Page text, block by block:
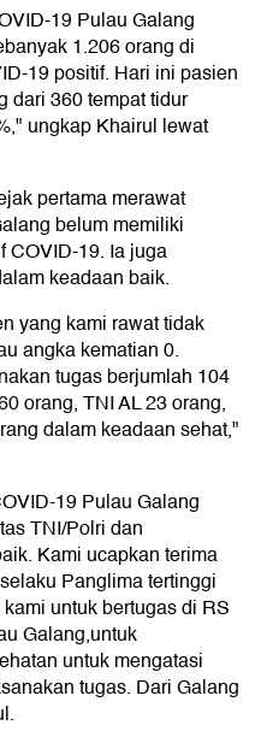
19 Pulau Galang
1.206 orang di
19 positif. Hari ini pasien
dari 360 tempat tidur
ungkap Khairul lewat
pertama merawat
belum memiliki
COVID-19. Ia juga
keadaan baik.
yang kami rawat tidak
angka kematian 0.
tugas berjumlah 104
orang, TNI AL 23 orang,
dalam keadaan sehat,"
19 Pulau Galang
TNI/Polri dan
Kami ucapkan terima
Panglima tertinggi
untuk bertugas di RS
Galang,untuk
untuk mengatasi
tugas. Dari Galang